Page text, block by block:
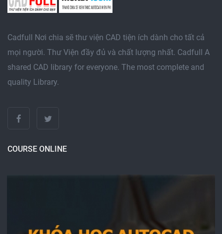
Cadfull Nơi chia sẽ thư viện CAD tiện ích dành cho tất cả
mọi người. Thư Viện đầy đủ và chất lượng nhất. Cadfull A
shared CAD library for everyone. The most complete and
quality Library.
COURSE ONLINE